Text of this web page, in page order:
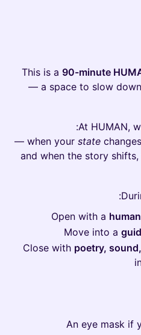
This is a 90-minute
— a space to slow
At HUMAN,
when your state
and when the story
Open with a
Move into a
Close with poetry,
An eye mask if